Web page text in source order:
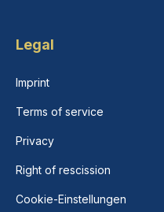
Legal
Imprint
Terms of service
Privacy
Right of rescission
Cookie-Einstellungen